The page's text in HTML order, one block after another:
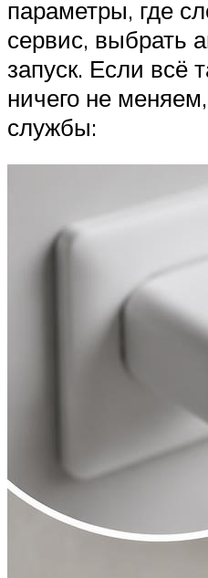
параметры, где
сервис, выбрать
запуск. Если всё
ничего не
службы: